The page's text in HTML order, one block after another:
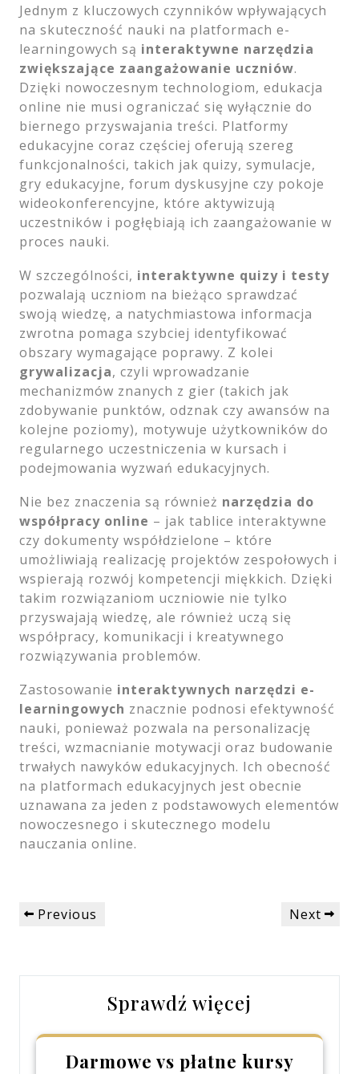
Jednym z kluczowych czynników wpływających
na skuteczność nauki na platformach e-
learningowych są interaktywne narzędzia
zwiększające zaangażowanie uczniów.
Dzięki nowoczesnym technologiom, edukacja
online nie musi ograniczać się wyłącznie do
biernego przyswajania treści. Platformy
edukacyjne coraz częściej oferują szereg
funkcjonalności, takich jak quizy, symulacje,
gry edukacyjne, forum dyskusyjne czy pokoje
wideokonferencyjne, które aktywizują
uczestników i pogłębiają ich zaangażowanie w
proces nauki.
W szczególności, interaktywne quizy i testy
pozwalają uczniom na bieżąco sprawdzać
swoją wiedzę, a natychmiastowa informacja
zwrotna pomaga szybciej identyfikować
obszary wymagające poprawy. Z kolei
grywalizacja, czyli wprowadzanie
mechanizmów znanych z gier (takich jak
zdobywanie punktów, odznak czy awansów na
kolejne poziomy), motywuje użytkowników do
regularnego uczestniczenia w kursach i
podejmowania wyzwań edukacyjnych.
Nie bez znaczenia są również narzędzia do
współpracy online – jak tablice interaktywne
czy dokumenty współdzielone – które
umożliwiają realizację projektów zespołowych i
wspierają rozwój kompetencji miękkich. Dzięki
takim rozwiązaniom uczniowie nie tylko
przyswajają wiedzę, ale również uczą się
współpracy, komunikacji i kreatywnego
rozwiązywania problemów.
Zastosowanie interaktywnych narzędzi e-
learningowych znacznie podnosi efektywność
nauki, ponieważ pozwala na personalizację
treści, wzmacnianie motywacji oraz budowanie
trwałych nawyków edukacyjnych. Ich obecność
na platformach edukacyjnych jest obecnie
uznawana za jeden z podstawowych elementów
nowoczesnego i skutecznego modelu
nauczania online.
Nawigacja
wpisu
Previous
Previous
Next
Next
Sprawdź więcej
Darmowe vs płatne kursy